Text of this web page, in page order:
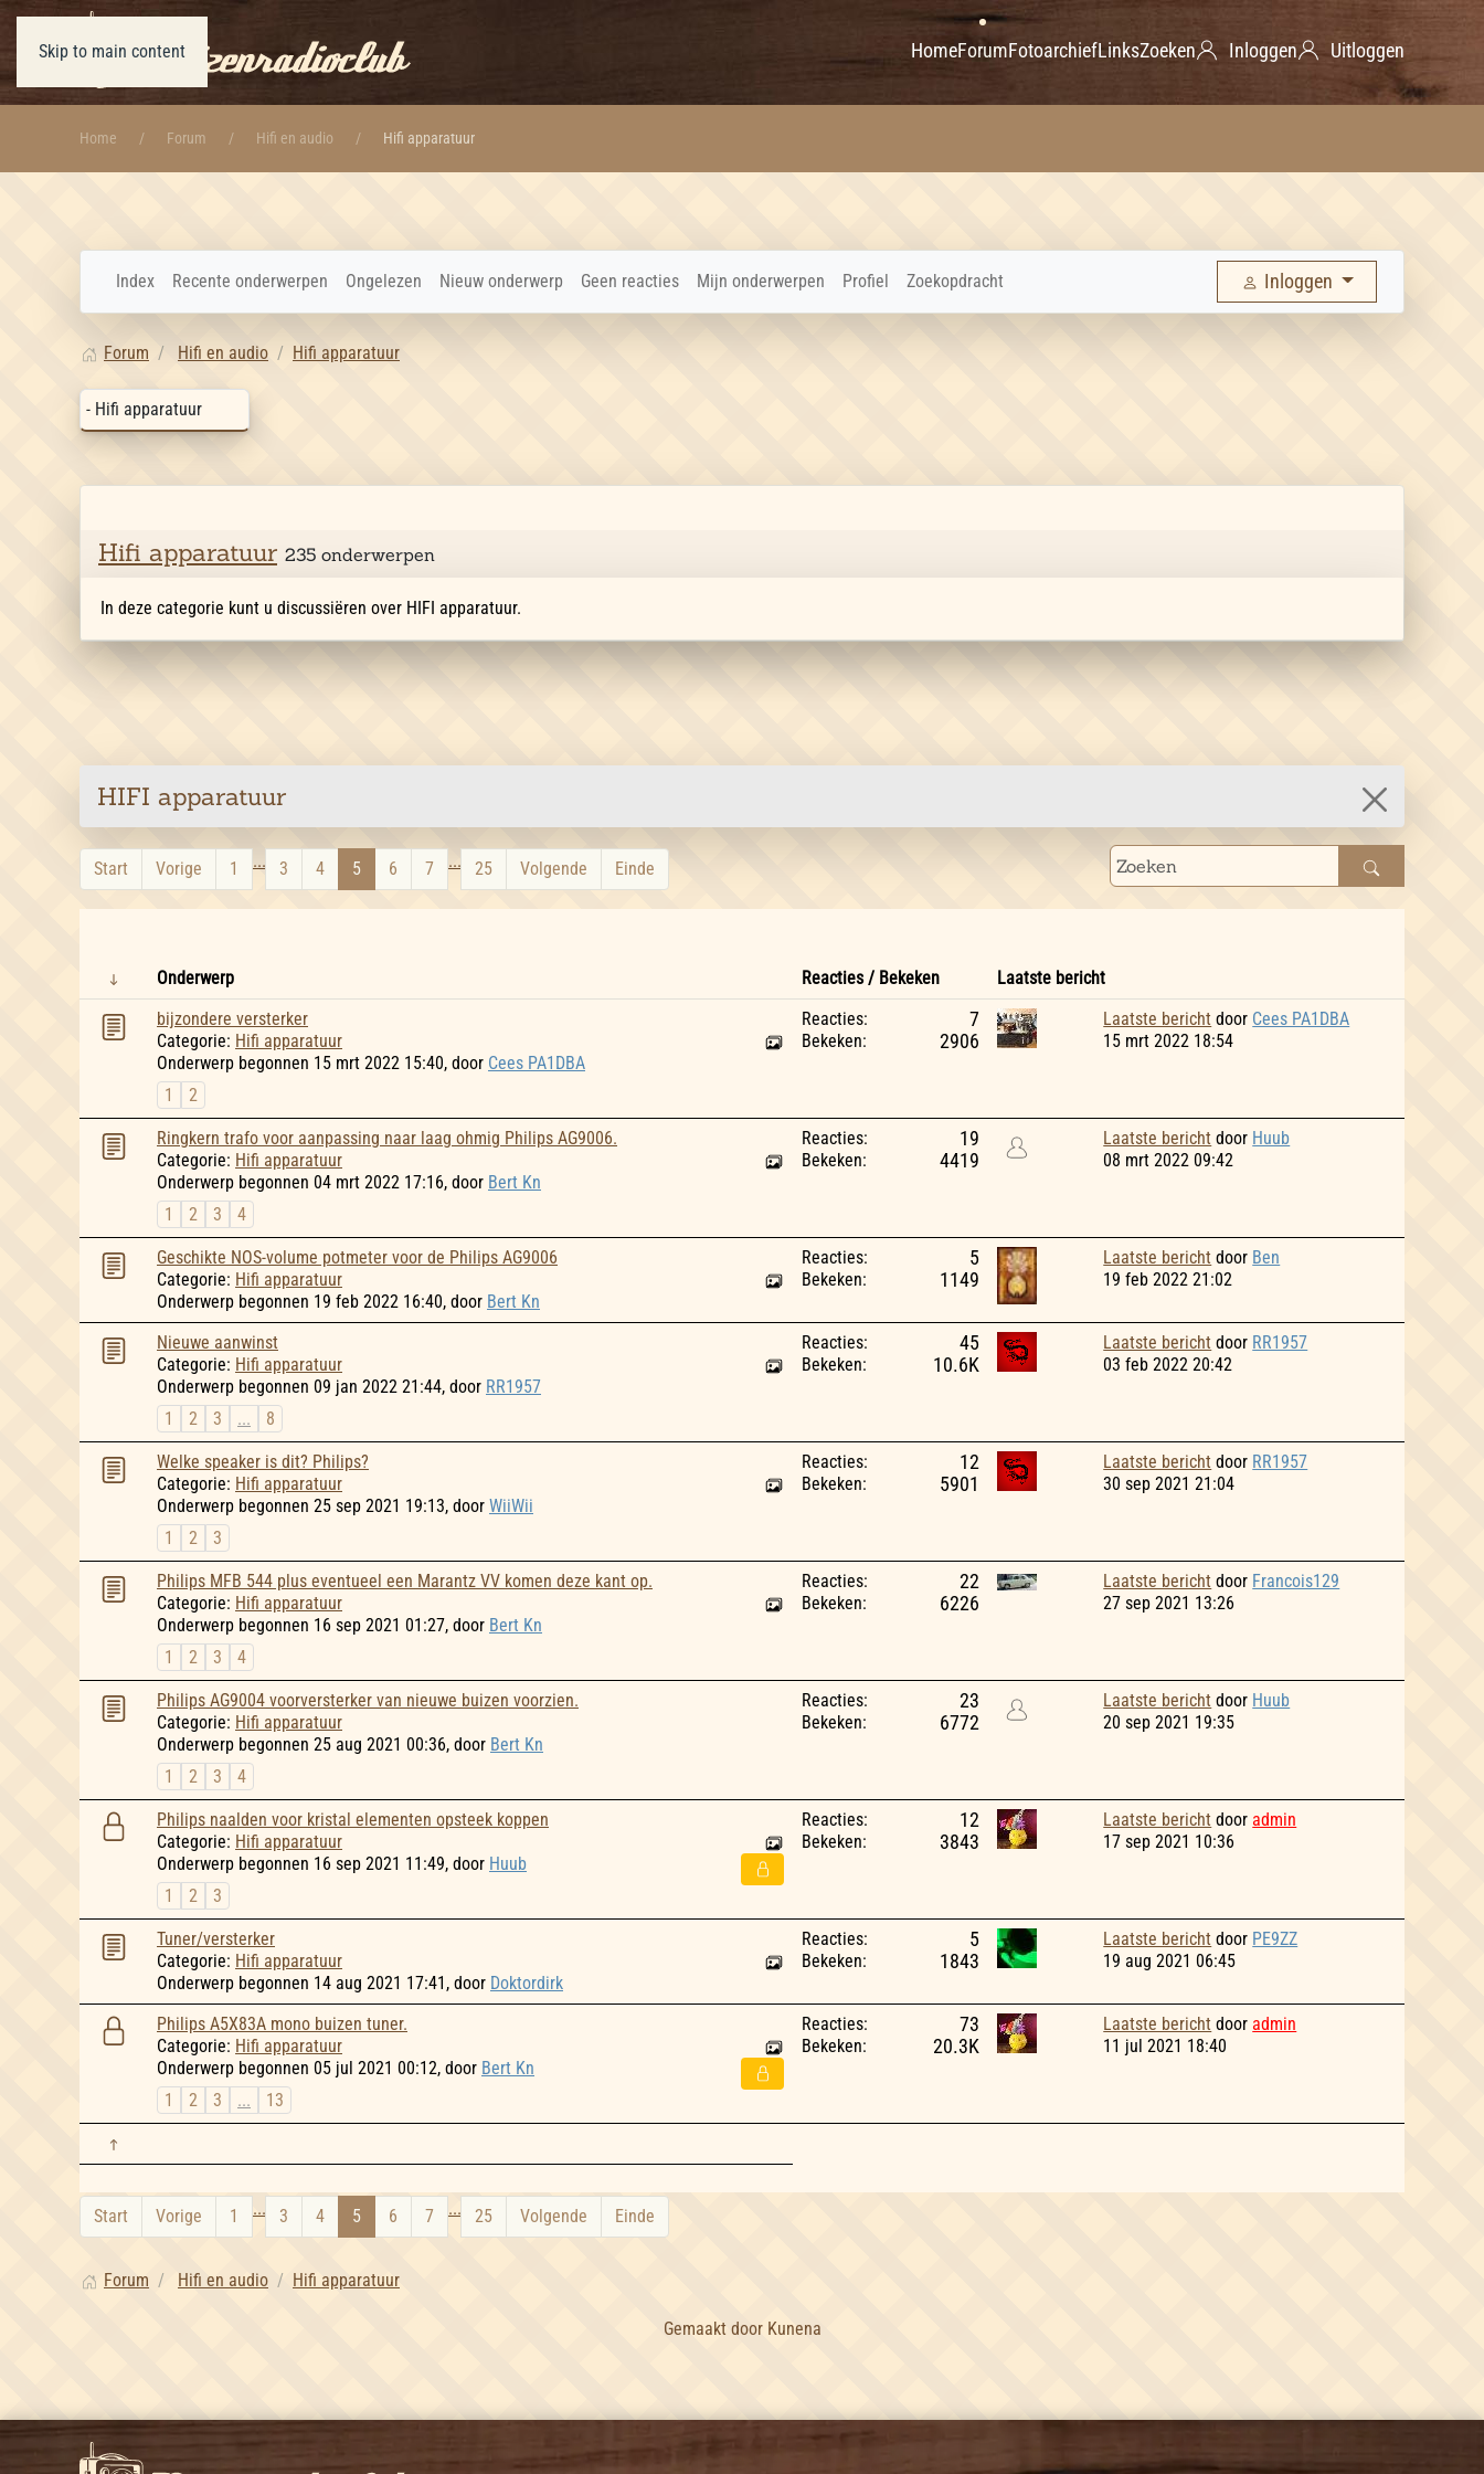
Skip to main content HomeForumFotoarchiefLinksZoeken Inloggen Uitloggen
Home Forum Hifi en audio Hifi apparatuur
Index Recente onderwerpen Ongelezen Nieuw onderwerp Geen reacties Mijn onderwerpen Profiel Zoekopdracht Inloggen
Forum Hifi en audio Hifi apparatuur
Hifi apparatuur 235 onderwerpen
In deze categorie kunt u discussiëren over HIFI apparatuur.
HIFI apparatuur
Start Vorige 1 ... 3 4 5 6 7 ... 25 Volgende Einde
Onderwerp Reacties / Bekeken
Laatste bericht
bijzondere versterker
Categorie: Hifi apparatuur
Onderwerp begonnen 15 mrt 2022 15:40, door Cees PA1DBA
1
2
Reacties: 7
Bekeken: 2906
Laatste bericht door Cees PA1DBA
15 mrt 2022 18:54
Ringkern trafo voor aanpassing naar laag ohmig Philips AG9006.
Categorie: Hifi apparatuur
Onderwerp begonnen 04 mrt 2022 17:16, door Bert Kn
1
2 3 4
Reacties: 19
Bekeken: 4419
Laatste bericht door Huub
08 mrt 2022 09:42
Geschikte NOS-volume potmeter voor de Philips AG9006
Categorie: Hifi apparatuur
Onderwerp begonnen 19 feb 2022 16:40, door Bert Kn
Reacties: 5
Bekeken: 1149
Laatste bericht door Ben
19 feb 2022 21:02
Nieuwe aanwinst
Categorie: Hifi apparatuur
Onderwerp begonnen 09 jan 2022 21:44, door RR1957
1
2 3 ... 8
Reacties: 45
Bekeken: 10.6K
Laatste bericht door RR1957
03 feb 2022 20:42
Welke speaker is dit? Philips?
Categorie: Hifi apparatuur
Onderwerp begonnen 25 sep 2021 19:13, door WiiWii
1
2 3
Reacties: 12
Bekeken: 5901
Laatste bericht door RR1957
30 sep 2021 21:04
Philips MFB 544 plus eventueel een Marantz VV komen deze kant op.
Categorie: Hifi apparatuur
Onderwerp begonnen 16 sep 2021 01:27, door Bert Kn
1
2 3 4
Reacties: 22
Bekeken: 6226
Laatste bericht door Francois129
27 sep 2021 13:26
Philips AG9004 voorversterker van nieuwe buizen voorzien.
Categorie: Hifi apparatuur
Onderwerp begonnen 25 aug 2021 00:36, door Bert Kn
1
2 3 4
Reacties: 23
Bekeken: 6772
Laatste bericht door Huub
20 sep 2021 19:35
Philips naalden voor kristal elementen opsteek koppen
Categorie: Hifi apparatuur
Onderwerp begonnen 16 sep 2021 11:49, door Huub
1
2 3
Reacties: 12
Bekeken: 3843
Laatste bericht door admin
17 sep 2021 10:36
Tuner/versterker
Categorie: Hifi apparatuur
Onderwerp begonnen 14 aug 2021 17:41, door Doktordirk
Reacties: 5
Bekeken: 1843
Laatste bericht door PE9ZZ
19 aug 2021 06:45
Philips A5X83A mono buizen tuner.
Categorie: Hifi apparatuur
Onderwerp begonnen 05 jul 2021 00:12, door Bert Kn
1
2 3 ... 13
Reacties: 73
Bekeken: 20.3K
Laatste bericht door admin
11 jul 2021 18:40
Start Vorige 1 ... 3 4 5 6 7 ... 25 Volgende Einde
Forum Hifi en audio Hifi apparatuur
Gemaakt door Kunena